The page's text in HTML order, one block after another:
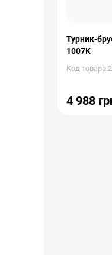
Турник-
1007K
Код
4 988